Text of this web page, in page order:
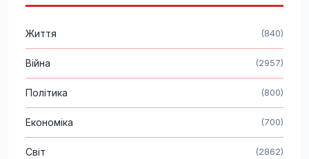
Життя (840)
Війна (2957)
Політика (800)
Економіка (700)
Світ (2862)